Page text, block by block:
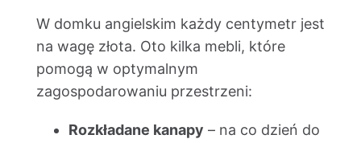
W domku angielskim każdy centymetr jest
na wagę złota. Oto kilka mebli, które
pomogą w optymalnym
zagospodarowaniu przestrzeni:
Rozkładane kanapy – na co dzień do